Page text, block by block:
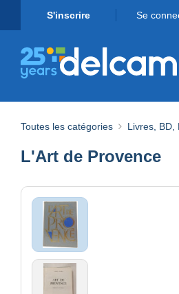
S'inscrire Se
Toutes les catégories Livres, BD,
L'Art de Provence